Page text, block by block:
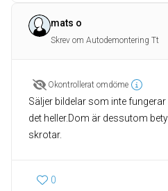
mats o
Skrev om Autodemontering Tt
Okontrollerat omdöme
Säljer bildelar som inte
det heller.Dom är dessutom
skrotar.
0